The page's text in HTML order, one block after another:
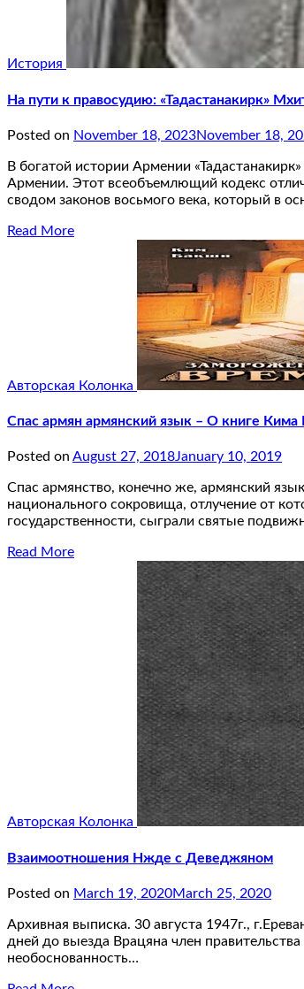
История
На пути к правосудию: «Тадастанакирк»
Posted on November 18, 2023November 18,
В богатой истории Армении
Армении. Этот всеобъемлющий кодекс
сводом законов восьмого века, который в
Read More
Авторская Колонка
Спас армян армянский язык – О книге
Posted on August 27, 2018January 10, 2019
Спас армянство, конечно же, армянский
национального сокровища, отлучение от
государственности, сыграли святые
Read More
Авторская Колонка
Взаимоотношения Нжде с Деведжяном
Posted on March 19, 2020March 25, 2020
Архивная выписка. 30 августа 1947г.,
дней до выезда Врацяна член
необоснованность…